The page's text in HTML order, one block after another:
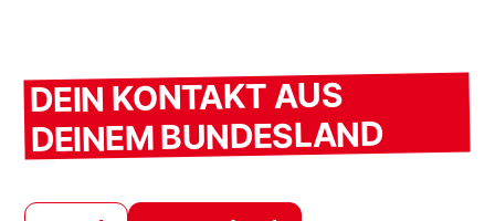
DEIN KONTAKT AUS
DEINEM BUNDESLAND